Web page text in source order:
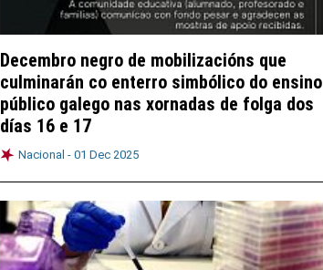
Decembro negro de mobilizacións que
culminarán co enterro simbólico do ensino
público galego nas xornadas de folga dos
días 16 e 17
Nacional - 01 Dec 2025